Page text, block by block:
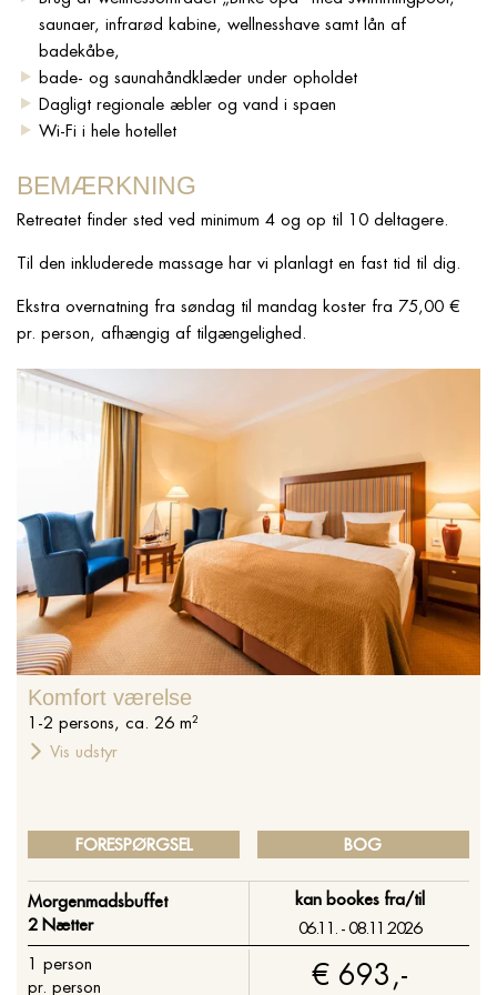
saunaer, infrarød kabine, wellnesshave samt lån af
badekåbe,
bade- og saunahåndklæder under opholdet
Dagligt regionale æbler og vand i spaen
Wi-Fi i hele hotellet
BEMÆRKNING
Retreatet finder sted ved minimum 4 og op til 10 deltagere.
Til den inkluderede massage har vi planlagt en fast tid til dig.
Ekstra overnatning fra søndag til mandag koster fra 75,00 €
pr. person, afhængig af tilgængelighed.
Komfort værelse
1 -2 persons, ca. 26 m²
Vis udstyr
FORESPØRGSEL BOG
Morgenmadsbuffet
2 Nætter
kan bookes fra/til
06.11. - 08.11.2026
1 person
pr. person
€ 693,-